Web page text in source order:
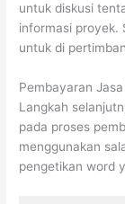
untuk diskusi
informasi proyek.
untuk di
Pembayaran
Langkah
pada proses
menggunakan
pengetikan word